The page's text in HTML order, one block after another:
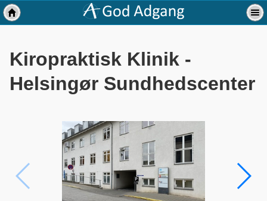
Kiropraktisk Klinik -
Helsingør Sundhedscenter